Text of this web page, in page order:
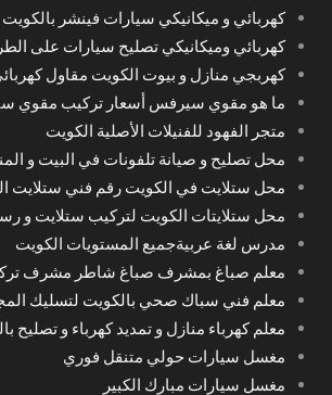
كهربائي و ميكانيكي سيارات فينشر بالكويت 24 ساعة
كهربائي وميكانيكي تصليح سيارات على
كهربجي منازل و بيوت الكويت مقاول
ما هو مقوي سيرفس أسعار تركيب مقوي
متجر الفهود للفنيلات الأصلية الكويت
محل تصليح و صيانة تلفونات في البيت و
محل ستلايت في الكويت رقم فني ستلايت الشويخ
محل ستلايتات الكويت لتركيب ستلايت و
مدرس لغة عربيةجميع المستويات الكويت
معلم صباغ بمشرف صباغ شاطر مشرف
معلم فني سباك صحي بالكويت لتسليك
معلم كهرباء منازل و تمديد كهرباء و تصليح
مغسل سيارات حولي متنقل فوري
مغسل سيارات مبارك الكبير